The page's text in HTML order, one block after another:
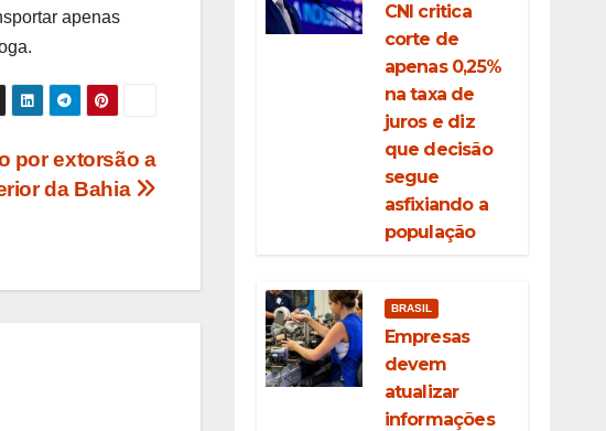
apenas
por extorsão a
da Bahia
CNI critica
corte de
apenas 0,25%
na taxa de
juros e diz
que decisão
segue
asfixiando a
população
BRASIL
Empresas
devem
atualizar
informações